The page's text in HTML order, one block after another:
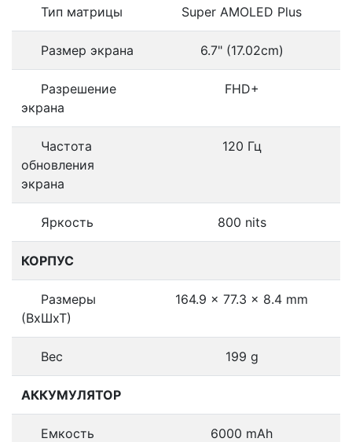
Тип матрицы Super AMOLED Plus
Размер экрана 6.7" (17.02cm)
Разрешение
экрана
FHD+
Частота
обновления
экрана
120 Гц
Яркость 800 nits
КОРПУС
Размеры
(ВхШхТ)
164.9 x 77.3 x 8.4 mm
Вес 199 g
АККУМУЛЯТОР
Емкость
6000 mAh